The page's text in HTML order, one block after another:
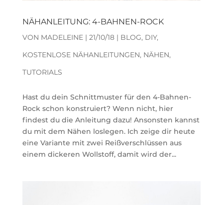
NÄHANLEITUNG: 4-BAHNEN-ROCK
VON MADELEINE| 21/10/18| BLOG, DIY,
KOSTENLOSE NÄHANLEITUNGEN, NÄHEN,
TUTORIALS
Hast du dein Schnittmuster für den 4-Bahnen-
Rock schon konstruiert? Wenn nicht, hier
findest du die Anleitung dazu! Ansonsten kannst
du mit dem Nähen loslegen. Ich zeige dir heute
eine Variante mit zwei Reißverschlüssen aus
einem dickeren Wollstoff, damit wird der...